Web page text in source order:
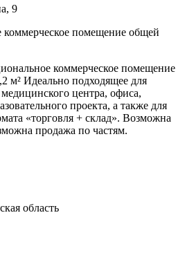
9
помещение общей
коммерческое помещение
м² Идеально подходящее для
центра, офиса,
проекта, а также для
«торговля + склад». Возможна
продажа по частям.
область